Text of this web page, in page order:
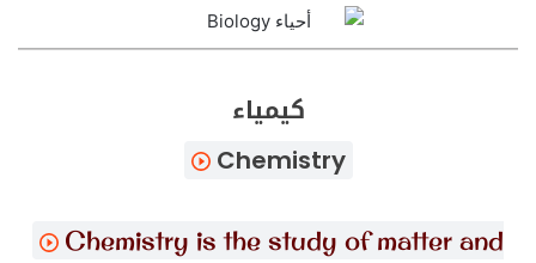
كيمياء
Chemistry
Chemistry is the study of matter and